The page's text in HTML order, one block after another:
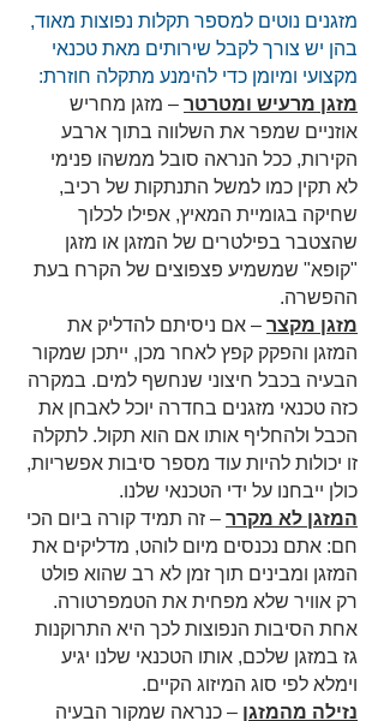
מזגנים נוטים למספר תקלות נפוצות מאוד,
בהן יש צורך לקבל שירותים מאת טכנאי
מקצועי ומיומן כדי להימנע מתקלה חוזרת:
מזגן מרעיש ומטרטר – מזגן מחריש
אוזניים שמפר את השלווה בתוך ארבע
הקירות, ככל הנראה סובל ממשהו פנימי
לא תקין כמו למשל התנתקות של רכיב,
שחיקה בגומיית המאיץ, אפילו לכלוך
שהצטבר בפילטרים של המזגן או מזגן
"קופא" שמשמיע פצפוצים של הקרח בעת
ההפשרה.
מזגן מקצר – אם ניסיתם להדליק את
המזגן והפקק קפץ לאחר מכן, ייתכן שמקור
הבעיה בכבל חיצוני שנחשף למים. במקרה
כזה טכנאי מזגנים בחדרה יוכל לאבחן את
הכבל ולהחליף אותו אם הוא תקול. לתקלה
זו יכולות להיות עוד מספר סיבות אפשריות,
כולן ייבחנו על ידי הטכנאי שלנו.
המזגן לא מקרר – זה תמיד קורה ביום הכי
חם: אתם נכנסים מיום לוהט, מדליקים את
המזגן ומבינים תוך זמן לא רב שהוא פולט
רק אוויר שלא מפחית את הטמפרטורה.
אחת הסיבות הנפוצות לכך היא התרוקנות
גז במזגן שלכם, אותו הטכנאי שלנו יגיע
וימלא לפי סוג המיזוג הקיים.
נזילה מהמזגן – כנראה שמקור הבעיה